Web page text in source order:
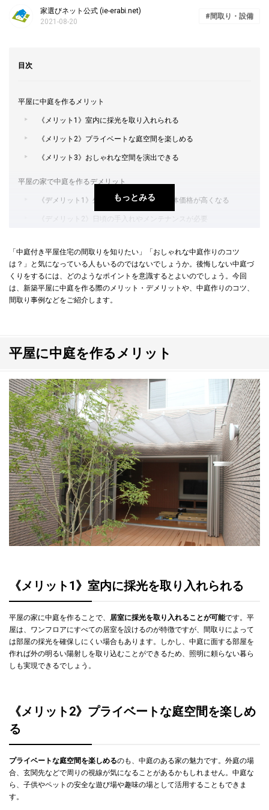
家選びネット公式 (ie-erabi.net)
2021-08-20
間取り・設備
目次
もっとみる
平屋に中庭を作るメリット
《メリット1》室内に採光を取り入れられる
《メリット2》プライベートな庭空間を楽しめる
《メリット3》おしゃれな空間を演出できる
平屋の家で中庭を作るデメリット
《デメリット1》外壁が多い分、建物の本体価格が高くなる
《デメリット2》日頃の手入れやメンテナンスが必要
コの字型
ロの字型
L字型
出入りしやすい中庭のある間取り
中庭とインナーガレージのある間取り
後悔しない！平屋に中庭をつくるときのポイント
必要な土地の広さがあるか確認。居室の広さや数も検討しよう
排水設備の設置など、水はけ対策をしよう
生活動線や家事動線にも配慮しよう
ハウスメーカーで建てる中庭つきの平屋住宅
間取りに配慮し、中庭のある平屋を建てよう
「中庭付き平屋住宅の間取りを知りたい」「おしゃれな中庭作りのコツ
は？」と気になっている人もいるのではないでしょうか。後悔しない中庭づ
くりをするには、どのようなポイントを意識するとよいのでしょう。今回
は、新築平屋に中庭を作る際のメリット・デメリットや、中庭作りのコツ、
間取り事例などをご紹介します。
平屋に中庭を作るメリット
《メリット1》室内に採光を取り入れられる
平屋の家に中庭を作ることで、 居室に採光を取り入れることが可能です。平
屋は、ワンフロアにすべての居室を設けるのが特徴ですが、間取りによって
は部屋の採光を確保しにくい場合もあります。しかし、中庭に面する部屋を
作れば外の明るい陽射しを取り込むことができるため、照明に頼らない暮ら
しも実現できるでしょう。
《メリット2》プライベートな庭空間を楽しめ
る
プライベートな庭空間を楽しめるのも、中庭のある家の魅力です。外庭の場
合、玄関先などで周りの視線が気になることがあるかもしれません。中庭な
ら、子供やペットの安全な遊び場や趣味の場として活用することもできま
す。